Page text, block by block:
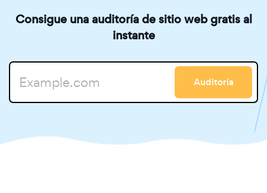
Consigue una auditoría de sitio web gratis al
instante
Auditoría